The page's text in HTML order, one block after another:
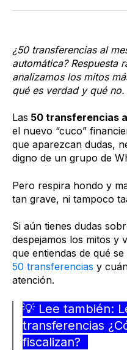
¿50 transferencias al
automática? Respuesta
analizamos los mitos
qué es verdad y qué no.
Las 50 transferencias
el nuevo “cuco”
que aparezcan dudas,
digno de un grupo de
Pero respira hondo y
tan grave, ni tampoco
Si aún tienes dudas
despejamos los mitos y
que entiendas de qué
50 transferencias y
atención.
💡 Lee también:
transferencias
fiscalizan?